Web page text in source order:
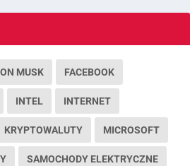
MUSK FACEBOOK
INTEL INTERNET
KRYPTOWALUTY MICROSOFT
SAMOCHODY ELEKTRYCZNE